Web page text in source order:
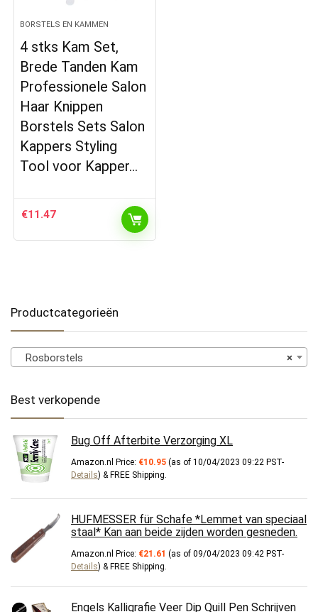
BORSTELS EN KAMMEN
4 stks Kam Set,
Brede Tanden Kam
Professionele Salon
Haar Knippen
Borstels Sets Salon
Kappers Styling
Tool voor Kapper…
€11.47
Productcategorieën
×
Rosborstels
Best verkopende
Bug Off Afterbite Verzorging XL
Amazon.nl Price: €10.95 (as of 10/04/2023 09:22 PST-
Details) & FREE Shipping
HUFMESSER für Schafe *Lemmet van speciaal
staal* Kan aan beide zijden worden gesneden.
Amazon.nl Price: €21.61 (as of 09/04/2023 09:42 PST-
Details) & FREE Shipping
Engels Kalligrafie Veer Dip Quill Pen Schrijven